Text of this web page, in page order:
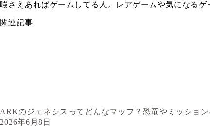
暇さえあればゲームしてる人。レアゲームや気になる
関連記事
ARKのジェネシスってどんなマップ？恐竜やミッション
2026年6月8日